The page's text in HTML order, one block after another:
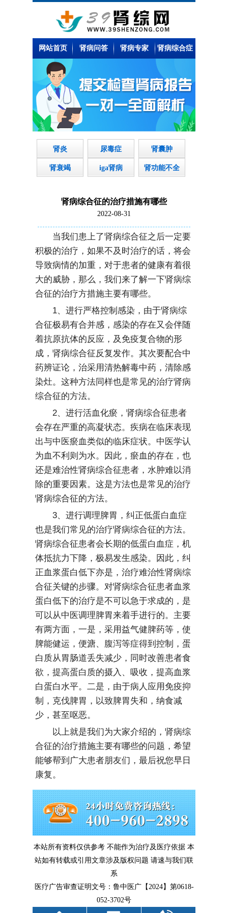
网站首页 肾病问答 肾病专家 肾病综合症
肾炎 尿毒症 肾囊肿
肾衰竭 iga肾病 肾功能不全
肾病综合征的治疗措施有哪些
2022-08-31
当我们患上了肾病综合征之后一定要
积极的治疗，如果不及时治疗的话，将会
导致病情的加重，对于患者的健康有着很
大的威胁，那么，我们来了解一下肾病综
合征的治疗方措施主要有哪些。
1、进行严格控制感染，由于肾病综
合征极易有合并感，感染的存在又会伴随
着抗原抗体的反应，及免疫复合物的形
成，肾病综合征反复发作。其次要配合中
药辨证论，治采用清热解毒中药，清除感
染灶。这种方法同样也是常见的治疗肾病
综合征的方法。
2、进行活血化瘀，肾病综合征患者
会存在严重的高凝状态。疾病在临床表现
出与中医瘀血类似的临床症状。中医学认
为血不利则为水。因此，瘀血的存在，也
还是难治性肾病综合征患者，水肿难以消
除的重要因素。这是方法也是常见的治疗
肾病综合征的方法。
3、进行调理脾胃，纠正低蛋白血症
也是我们常见的治疗肾病综合征的方法。
肾病综合征患者会长期的低蛋白血症，机
体抵抗力下降，极易发生感染。因此，纠
正血浆蛋白低下亦是，治疗难治性肾病综
合征关键的步骤。对肾病综合征患者血浆
蛋白低下的治疗是不可以急于求成的，是
可以从中医调理脾胃来着手进行的。主要
有两方面，一是，采用益气健脾药等，使
脾能健运，便溏、腹泻等症得到控制，蛋
白质从胃肠道丢失减少，同时改善患者食
欲，提高蛋白质的摄入、吸收，提高血浆
白蛋白水平。二是，由于病人应用免疫抑
制，克伐脾胃，以致脾胃失和，纳食减
少，甚至呕恶。
以上就是我们为大家介绍的，肾病综
合征的治疗措施主要有哪些的问题，希望
能够帮到广大患者朋友们，最后祝您早日
康复。
本站所有资料仅供参考 不能作为治疗及医疗依据 本
站如有转载或引用文章涉及版权问题 请速与我们联
系
医疗广告审查证明文号：鲁中医广【2024】第0618-
052-3702号